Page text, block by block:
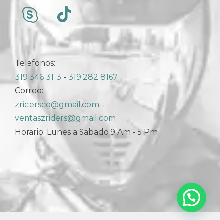
Telefonos:
319 346 3113 - 319 282 8167
Correo:
zridersco@gmail.com -
ventaszriders@gmail.com
Horario: Lunes a Sabado 9 Am - 5 Pm